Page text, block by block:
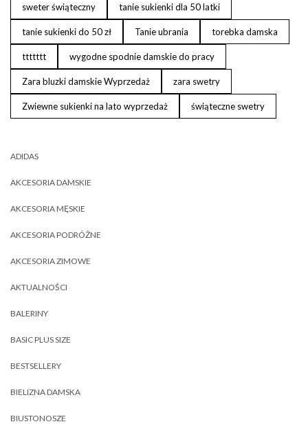
sweter świąteczny tanie sukienki dla 50 latki
tanie sukienki do 50 zł Tanie ubrania torebka damska
ttttttt wygodne spodnie damskie do pracy
Zara bluzki damskie Wyprzedaż zara swetry
Zwiewne sukienki na lato wyprzedaż świąteczne swetry
ADIDAS
AKCESORIA DAMSKIE
AKCESORIA MĘSKIE
AKCESORIA PODRÓŻNE
AKCESORIA ZIMOWE
AKTUALNOŚCI
BALERINY
BASIC PLUS SIZE
BESTSELLERY
BIELIZNA DAMSKA
BIUSTONOSZE